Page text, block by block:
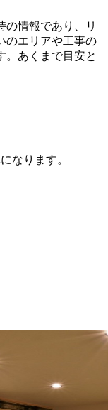
の情報であり、リ
のエリアや工事の
。あくまで目安と
なります。